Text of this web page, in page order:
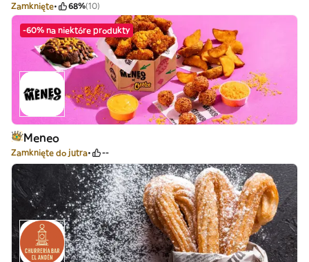
Zamknięte 68%(10)
-60% na niektóre produkty
Meneo
Zamknięte do jutra --